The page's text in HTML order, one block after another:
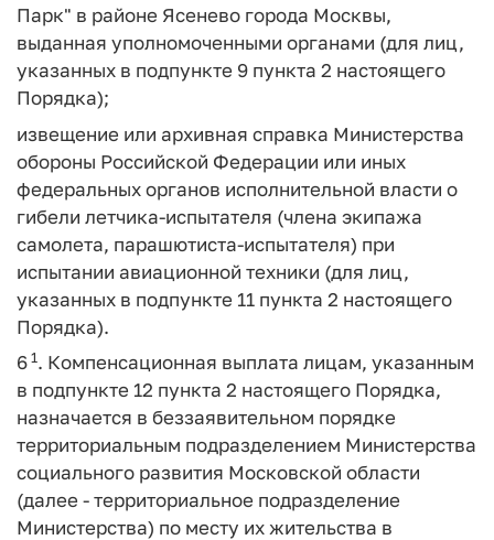
Парк" в районе Ясенево города Москвы,
выданная уполномоченными органами (для лиц,
указанных в подпункте 9 пункта 2 настоящего
Порядка);
извещение или архивная справка Министерства
обороны Российской Федерации или иных
федеральных органов исполнительной власти о
гибели летчика-испытателя (члена экипажа
самолета, парашютиста-испытателя) при
испытании авиационной техники (для лиц,
указанных в подпункте 11 пункта 2 настоящего
Порядка).
6 1 . Компенсационная выплата лицам, указанным
в подпункте 12 пункта 2 настоящего Порядка,
назначается в беззаявительном порядке
территориальным подразделением Министерства
социального развития Московской области
(далее - территориальное подразделение
Министерства) по месту их жительства в